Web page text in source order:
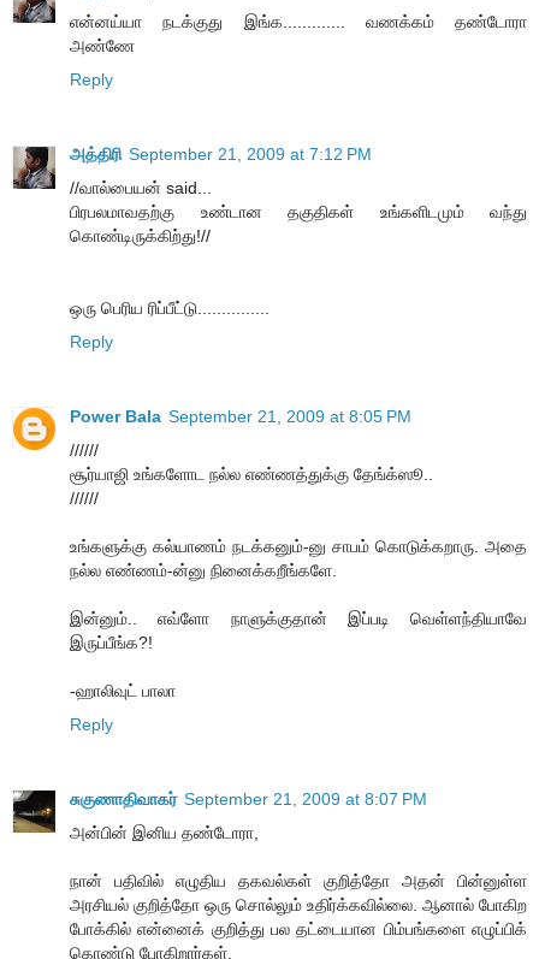
என்னய்யா நடக்குது இங்க............. வணக்கம் தண்டோரா
அண்ணே
Reply
அத்திரி September 21, 2009 at 7:12 PM
//வால்பையன் said...
பிரபலமாவதற்கு உண்டான தகுதிகள் உங்களிடமும் வந்து
கொண்டிருக்கிற்து!//
ஒரு பெரிய ரிப்பீட்டு...............
Reply
Power Bala September 21, 2009 at 8:05 PM
//////
சூர்யாஜி உங்களோட நல்ல எண்ணத்துக்கு தேங்க்ஸூ..
//////
உங்களுக்கு கல்யாணம் நடக்கனும்-னு சாபம் கொடுக்கறாரு. அதை
நல்ல எண்ணம்-ன்னு நினைக்கறீங்களே.
இன்னும்.. எவ்ளோ நாளுக்குதான் இப்படி வெள்ளந்தியாவே
இருப்பீங்க?!
-ஹாலிவுட் பாலா
Reply
சுகுணாதிவாகர் September 21, 2009 at 8:07 PM
அன்பின் இனிய தண்டோரா,
நான் பதிவில் எழுதிய தகவல்கள் குறித்தோ அதன் பின்னுள்ள
அரசியல் குறித்தோ ஒரு சொல்லும் உதிர்க்கவில்லை. ஆனால் போகிற
போக்கில் என்னைக் குறித்து பல தட்டையான பிம்பங்களை எழுப்பிக்
கொண்டு போகிறார்கள்.